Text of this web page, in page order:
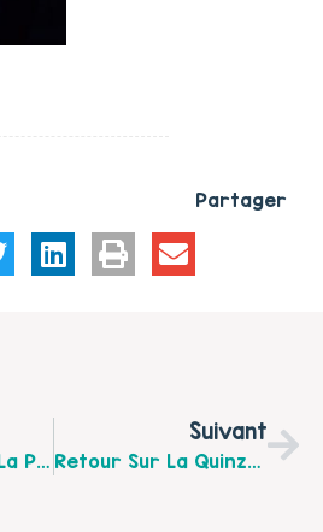
Partager
La Quinzaine De La Parentalité En Photos Avec Solid’Air
Suivant
Retour Sur La Quinzaine De La Parentalité Du 7 Au 20 Novembre 2016